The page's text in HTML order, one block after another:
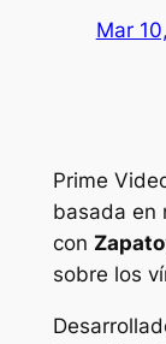
Mar
Prime
basada en
con Zapato
sobre los